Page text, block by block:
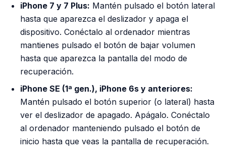
iPhone 7 y 7 Plus: Mantén pulsado el botón lateral
hasta que aparezca el deslizador y apaga el
dispositivo. Conéctalo al ordenador mientras
mantienes pulsado el botón de bajar volumen
hasta que aparezca la pantalla del modo de
recuperación.
iPhone SE (1ª gen.), iPhone 6s y anteriores:
Mantén pulsado el botón superior (o lateral) hasta
ver el deslizador de apagado. Apágalo. Conéctalo
al ordenador manteniendo pulsado el botón de
inicio hasta que veas la pantalla de recuperación.